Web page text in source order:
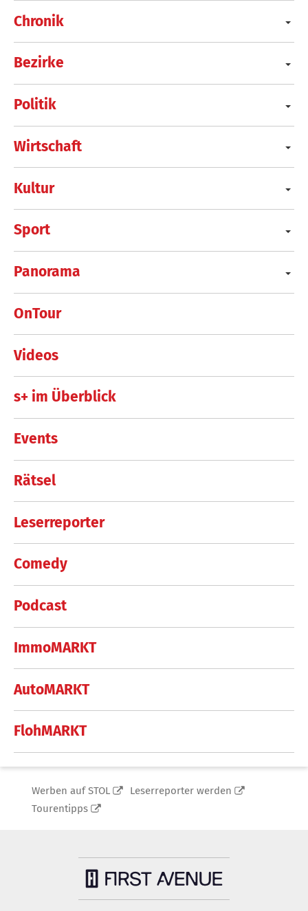
Chronik
Bezirke
Politik
Wirtschaft
Kultur
Sport
Panorama
OnTour
Videos
s+ im Überblick
Events
Rätsel
Leserreporter
Comedy
Podcast
ImmoMARKT
AutoMARKT
FlohMARKT
Werben auf STOL
Leserreporter werden
Tourentipps